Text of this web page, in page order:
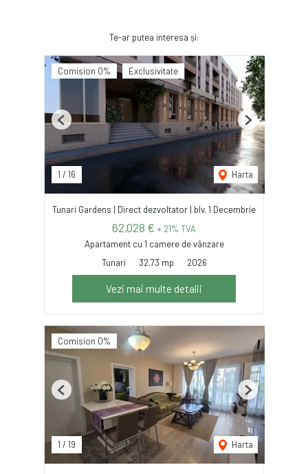
Te-ar putea interesa și:
Comision 0% Exclusivitate
1 / 16 Harta
Previous Next
Tunari Gardens | Direct dezvoltator | blv. 1 Decembrie
62,028 € + 21% TVA
Apartament cu 1 camere de vânzare
Tunari
32.73 mp 2026
Vezi mai multe detalii
Comision 0%
1 / 19 Harta
Previous Next